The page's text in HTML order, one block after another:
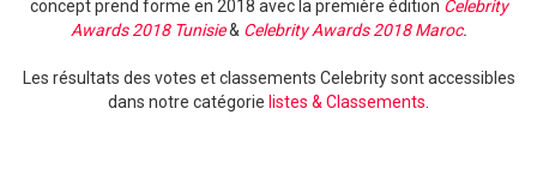
concept prend forme en 2018 avec la première édition Celebrity
Awards 2018 Tunisie& Celebrity Awards 2018 Maroc.
Les résultats des votes et classements Celebrity sont accessibles
dans notre catégorie listes & Classements